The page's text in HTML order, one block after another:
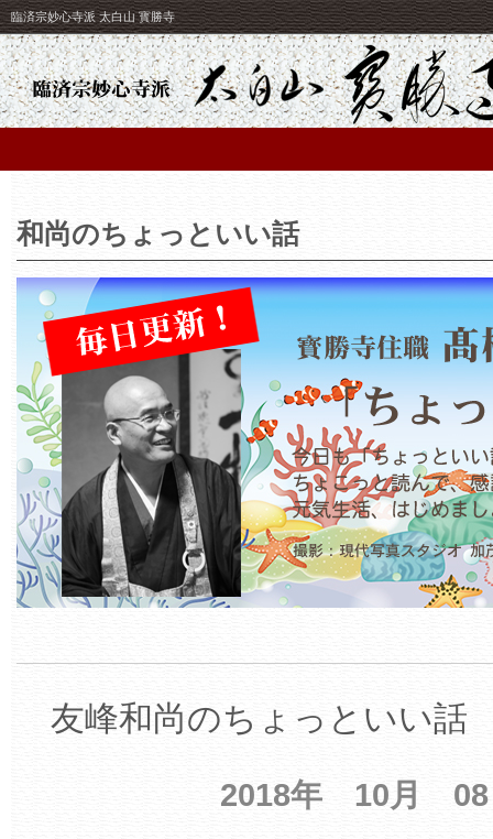
臨済宗妙心寺派 太白山 寳勝寺
和尚のちょっといい話
友峰和尚のちょっといい話
2018年 10月